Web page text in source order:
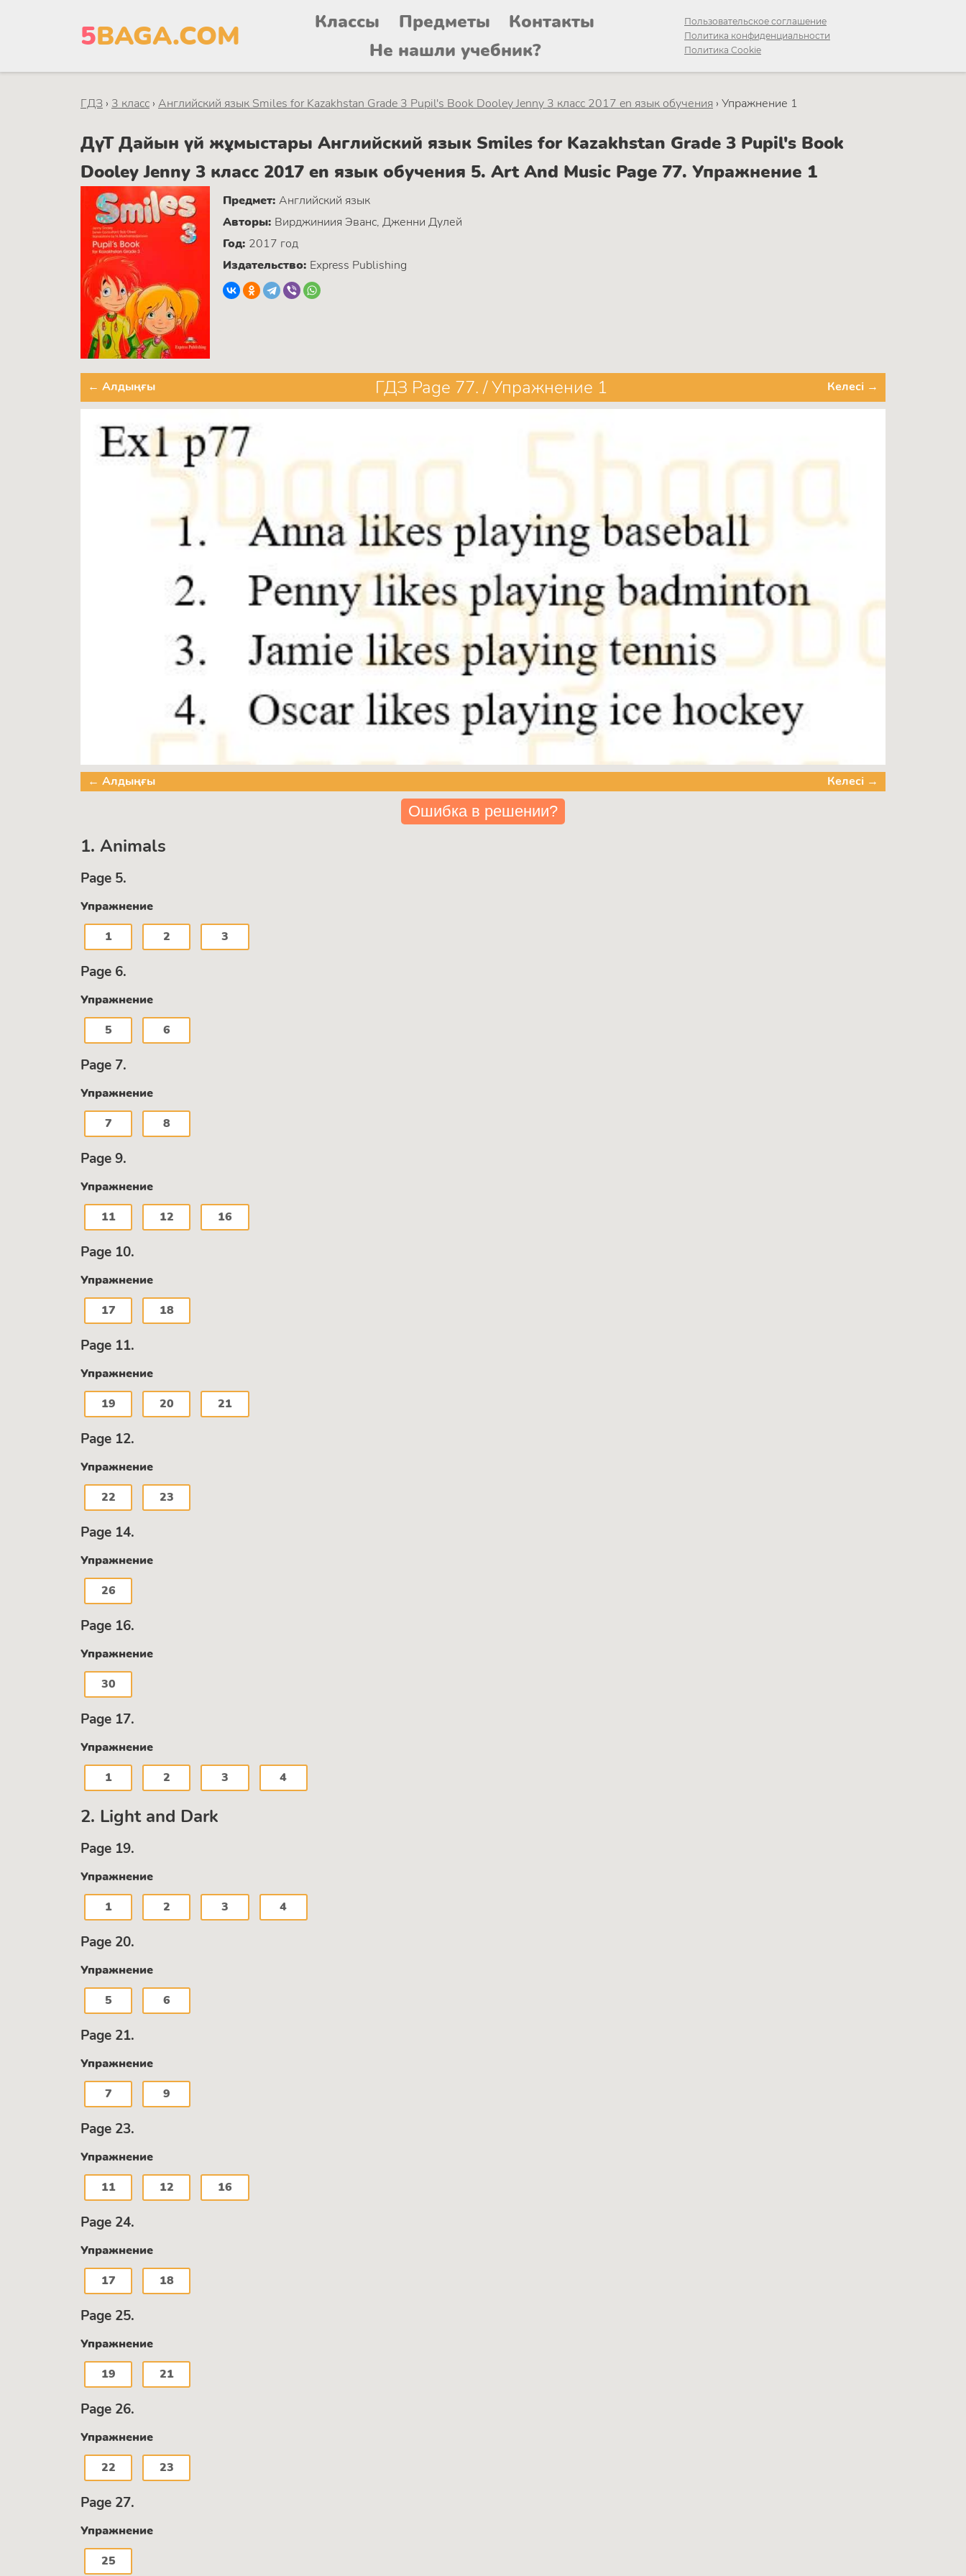
5BAGA.COM Классы Предметы
Контакты
Не нашли учебник?
Пользовательское соглашение
Политика конфиденциальности
Политика Cookie
ГДЗ › 3 класс › Английский язык Smiles for Kazakhstan Grade 3 Pupil's Book Dooley Jenny 3 класс 2017 en язык обучения › Упражнение 1
ДүТ Дайын үй жұмыстары Английский язык Smiles for Kazakhstan Grade 3 Pupil's Book
Dooley Jenny 3 класс 2017 en язык обучения 5. Art And Music Page 77. Упражнение 1
Предмет: Английский язык
Авторы: Вирджиниия Эванс, Дженни Дулей
Год: 2017 год
Издательство: Express Publishing
← Алдыңғы ГДЗ Page 77. / Упражнение 1 Келесі →
← Алдыңғы Келесі →
Ошибка в решении?
1. Animals
Page 5.
Упражнение
1
2 3
Page 6.
Упражнение
5
6
Page 7.
Упражнение
7
8
Page 9.
Упражнение
11
12 16
Page 10.
Упражнение
17
18
Page 11.
Упражнение
19
20 21
Page 12.
Упражнение
22
23
Page 14.
Упражнение
26
Page 16.
Упражнение
30
Page 17.
Упражнение
1
2 3 4
2. Light and Dark
Page 19.
Упражнение
1
2 3 4
Page 20.
Упражнение
5
6
Page 21.
Упражнение
7
9
Page 23.
Упражнение
11
12 16
Page 24.
Упражнение
17
18
Page 25.
Упражнение
19
21
Page 26.
Упражнение
22
23
Page 27.
Упражнение
25